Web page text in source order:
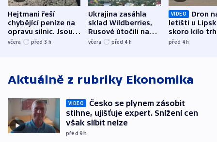
Hejtmani řeší
chybějící peníze na
opravu silnic. Jsou
nenárokové, namítá
včera před 3 h
Ukrajina zasáhla
sklad Wildberries,
Rusové útočili na
trh, hasiče či
včera před 4 h
VIDEO
Dron
letišti u
skoro kilo
indicie
před 4h
Aktuálně z rubriky Ekonomika
VIDEO
Česko se plynem zásobit
stihne, ujišťuje expert. Snížení cen
však slíbit nelze
před 9h